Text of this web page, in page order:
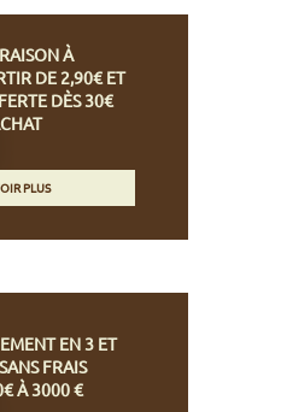
À
DE 2,90€ ET
DÈS 30€
PLUS
EN 3 ET
FRAIS
À 3000 €